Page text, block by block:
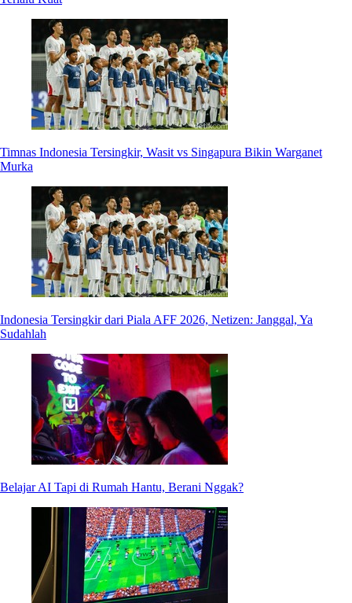
Timnas Indonesia Tersingkir, Wasit vs Singapura Bikin Warganet
Murka
Indonesia Tersingkir dari Piala AFF 2026, Netizen: Janggal, Ya
Sudahlah
Belajar AI Tapi di Rumah Hantu, Berani Nggak?